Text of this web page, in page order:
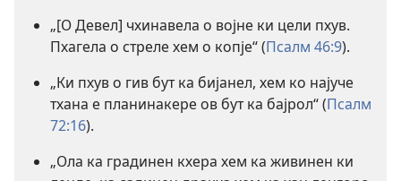
„[О Девел] чхинавела о војне ки цели пхув.
Пхагела о стреле хем о копје“ (Псалм 46:9).
„Ки пхув о гив бут ка бијанел, хем ко најуче
тхана е планинакере ов бут ка бајрол“ (Псалм
72:16).
„Ола ка градинен кхера хем ка живинен ки